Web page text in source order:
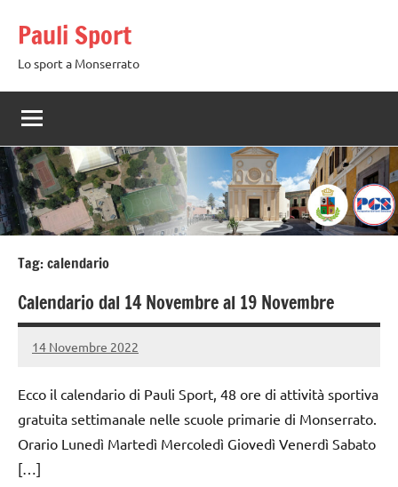
contenuto
Pauli Sport
Lo sport a Monserrato
Tag:calendario
Calendario dal 14 Novembre al 19 Novembre
14 Novembre 2022
PauliSport
Nessun
Ecco il calendario di Pauli Sport, 48 ore di attività sportiva
gratuita settimanale nelle scuole primarie di Monserrato.
Orario Lunedì Martedì Mercoledì Giovedì Venerdì Sabato
[…]